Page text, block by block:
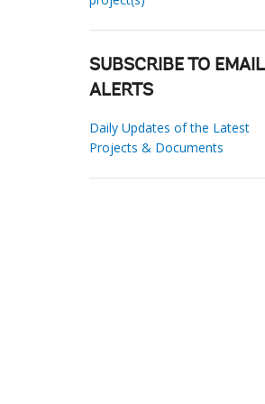
SUBSCRIBE TO EMAIL
ALERTS
Daily Updates of the Latest
Projects & Documents